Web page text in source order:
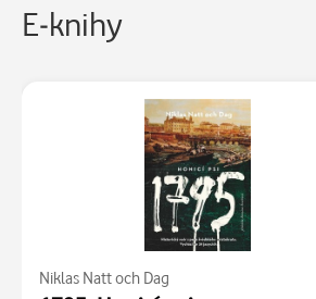
E-knihy
Niklas Natt och Dag